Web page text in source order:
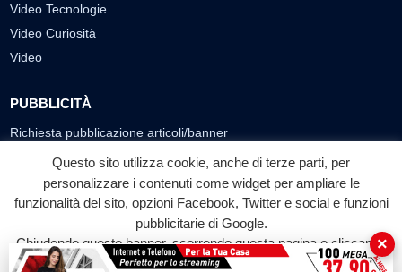
Video Tecnologie
Video Curiosità
Video
PUBBLICITÀ
Richiesta pubblicazione articoli/banner
SEGUICI SUI SOCIAL
f
Facebook
◎ ▶
YouTube
Questo sito utilizza cookie, anche di terze parti, per
personalizzare i contenuti come widget per ampliare le
funzionalità del sito, opzioni Facebook, Twitter e social e funzioni
pubblicitarie di Google.
Chiudendo questo banner, scorrendo questa pagina o cliccando
su qualunque suo elemento acconsenti all'uso dei cookie.
×